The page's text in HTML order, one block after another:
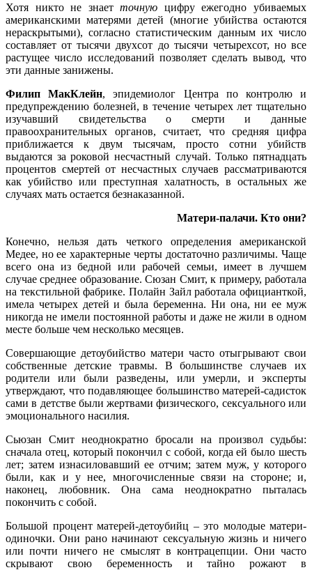
Хотя никто не знаетточную цифру ежегодно убиваемых
американскими матерями детей (многие убийства остаются
нераскрытыми), согласно статистическим данным их число
составляет от тысячи двухсот до тысячи четырехсот, но все
растущее число исследований позволяет сделать вывод, что
эти данные занижены.
Филип МакКлейн, эпидемиолог Центра по контролю и
предупреждению болезней, в течение четырех лет тщательно
изучавший свидетельства о смерти и данные
правоохранительных органов, считает, что средняя цифра
приближается к двум тысячам, просто сотни убийств
выдаются за роковой несчастный случай. Только пятнадцать
процентов смертей от несчастных случаев рассматриваются
как убийство или преступная халатность, в остальных же
случаях мать остается безнаказанной.
Матери-палачи. Кто они?
Конечно, нельзя дать четкого определения американской
Медее, но ее характерные черты достаточно различимы. Чаще
всего она из бедной или рабочей семьи, имеет в лучшем
случае среднее образование. Сюзан Смит, к примеру, работала
на текстильной фабрике. Полайн Зайл работала официанткой,
имела четырех детей и была беременна. Ни она, ни ее муж
никогда не имели постоянной работы и даже не жили в одном
месте больше чем несколько месяцев.
Совершающие детоубийство матери часто отыгрывают свои
собственные детские травмы. В большинстве случаев их
родители или были разведены, или умерли, и эксперты
утверждают, что подавляющее большинство матерей-садисток
сами в детстве были жертвами физического, сексуального или
эмоционального насилия.
Сьюзан Смит неоднократно бросали на произвол судьбы:
сначала отец, который покончил с собой, когда ей было шесть
лет; затем изнасиловавший ее отчим; затем муж, у которого
были, как и у нее, многочисленные связи на стороне; и,
наконец, любовник. Она сама неоднократно пыталась
покончить с собой.
Большой процент матерей-детоубийц – это молодые матери-
одиночки. Они рано начинают сексуальную жизнь и ничего
или почти ничего не смыслят в контрацепции. Они часто
скрывают свою беременность и тайно рожают в